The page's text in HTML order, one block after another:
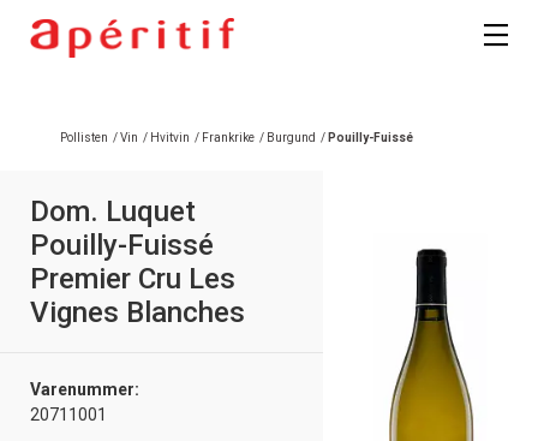
Pollisten /Vin / Hvitvin / Frankrike / Burgund / Pouilly-Fuissé
Dom. Luquet
Pouilly-Fuissé
Premier Cru Les
Vignes Blanches
Varenummer:
20711001